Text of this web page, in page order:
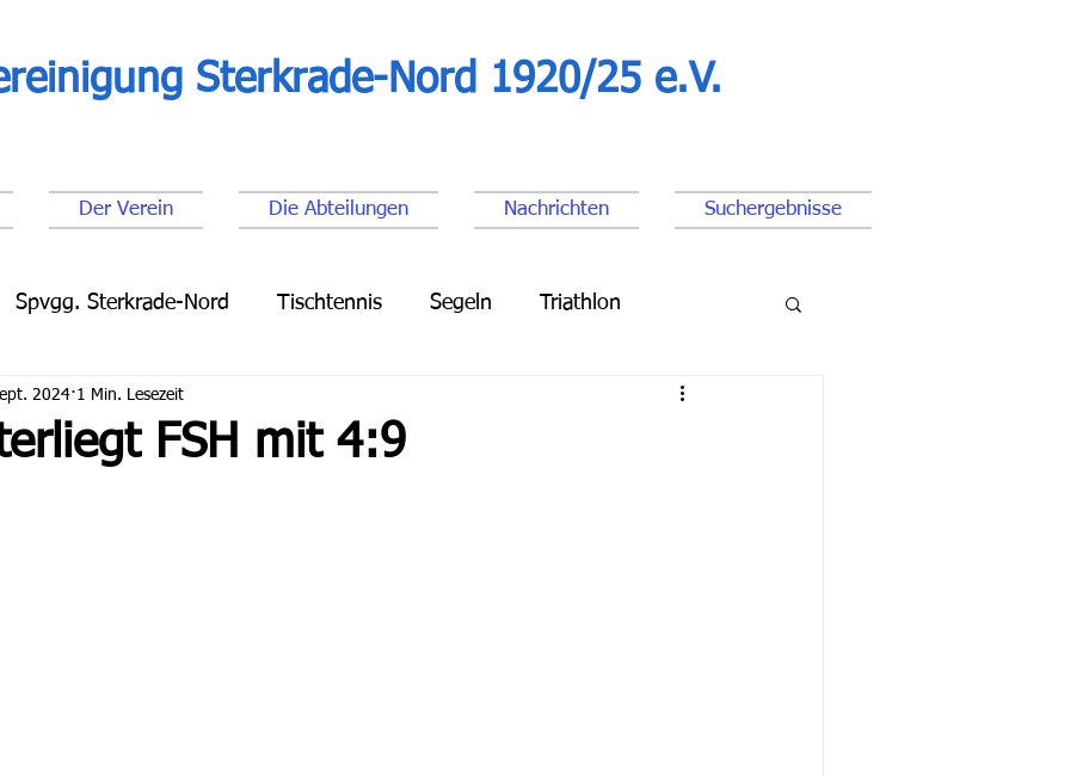
Sterkrade-Nord 1920/25 e.V.
Der Verein Die Abteilungen Nachrichten Suchergebnisse
Spvgg. Sterkrade-Nord Tischtennis Segeln Triathlon
Leichtathletik
FSH mit 4:9
2024 1 Min. Lesezeit